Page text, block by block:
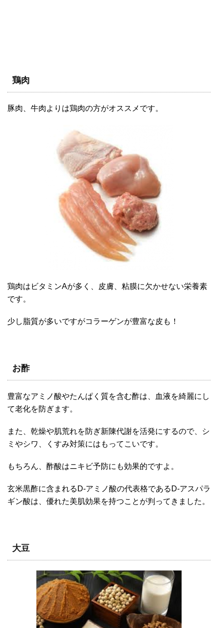
鶏肉
豚肉、牛肉よりは鶏肉の方がオススメです。
鶏肉はビタミンAが多く、皮膚、粘膜に欠かせない栄養素
です。
少し脂質が多いですがコラーゲンが豊富な皮も！
お酢
豊富なアミノ酸やたんぱく質を含む酢は、血液を綺麗にし
て老化を防ぎます。
また、乾燥や肌荒れを防ぎ新陳代謝を活発にするので、シ
ミやシワ、くすみ対策にはもってこいです。
もちろん、酢酸はニキビ予防にも効果的ですよ。
玄米黒酢に含まれるD-アミノ酸の代表格であるD-アスパラ
ギン酸は、優れた美肌効果を持つことが判ってきました。
大豆